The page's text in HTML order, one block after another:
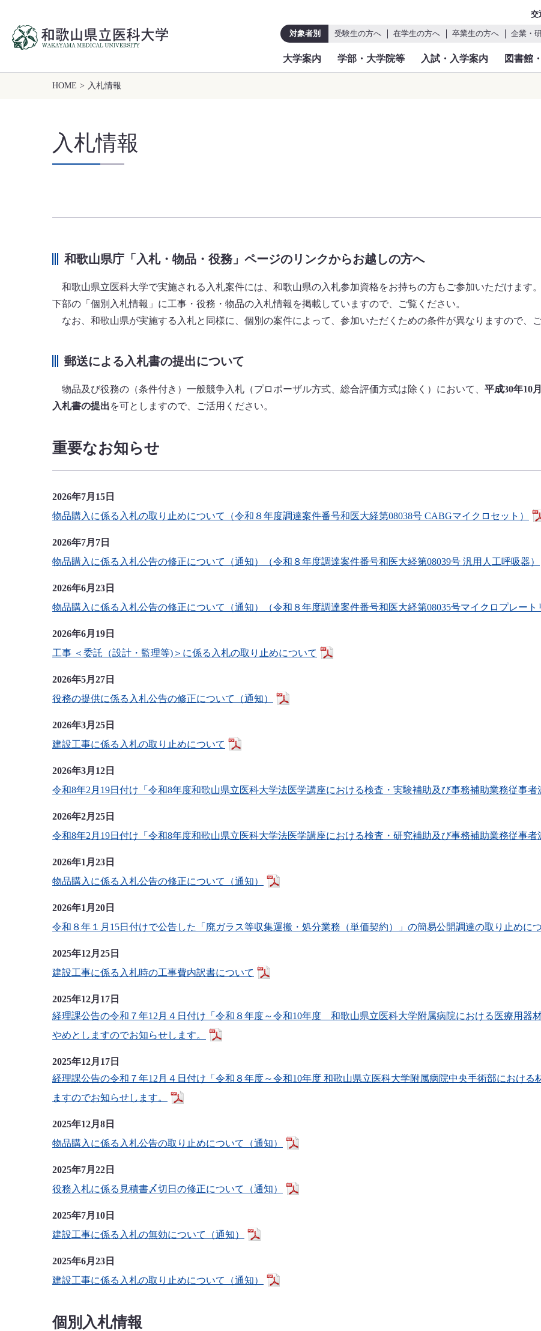
対象者別 受験生の方へ 在学生の方へ 卒業生の方へ 企業・
大学案内 学部・大学院等 入試・入学案内 図書館
交
HOME > 入札情報
入札情報
和歌山県庁「入札・物品・役務」ページのリンクからお越しの方へ
和歌山県立医科大学で実施される入札案件には、和歌山県の入札参加資格をお持ちの方もご参加いただけます
下部の「個別入札情報」に工事・役務・物品の入札情報を掲載していますので、ご覧ください。
なお、和歌山県が実施する入札と同様に、個別の案件によって、参加いただくための条件が異なりますので、ご
郵送による入札書の提出について
物品及び役務の（条件付き）一般競争入札（プロポーザル方式、総合評価方式は除く）において、 平成30年10
入札書の提出を可としますので、ご活用ください。
重要なお知らせ
2026年7月15日
物品購入に係る入札の取り止めについて（令和８年度調達案件番号和医大経第08038号 CABGマイクロセット）
2026年7月7日
物品購入に係る入札公告の修正について（通知）（令和８年度調達案件番号和医大経第08039号 汎用人工呼吸器）
2026年6月23日
物品購入に係る入札公告の修正について（通知）（令和８年度調達案件番号和医大経第08035号マイクロプレート
2026年6月19日
工事 ＜委託（設計・監理等)＞に係る入札の取り止めについて
2026年5月27日
役務の提供に係る入札公告の修正について（通知）
2026年3月25日
建設工事に係る入札の取り止めについて
2026年3月12日
令和8年2月19日付け「令和8年度和歌山県立医科大学法医学講座における検査・実験補助及び事務補助業務従事
2026年2月25日
令和8年2月19日付け「令和8年度和歌山県立医科大学法医学講座における検査・研究補助及び事務補助業務従事
2026年1月23日
物品購入に係る入札公告の修正について（通知）
2026年1月20日
令和８年１月15日付けで公告した「廃ガラス等収集運搬・処分業務（単価契約）」の簡易公開調達の取り止めに
2025年12月25日
建設工事に係る入札時の工事費内訳書について
2025年12月17日
経理課公告の令和７年12月４日付け「令和８年度～令和10年度 和歌山県立医科大学附属病院における医療用器
やめとしますのでお知らせします。
2025年12月17日
経理課公告の令和７年12月４日付け「令和８年度～令和10年度 和歌山県立医科大学附属病院中央手術部におけ
ますのでお知らせします。
2025年12月8日
物品購入に係る入札公告の取り止めについて（通知）
2025年7月22日
役務入札に係る見積書〆切日の修正について（通知）
2025年7月10日
建設工事に係る入札の無効について（通知）
2025年6月23日
建設工事に係る入札の取り止めについて（通知）
個別入札情報